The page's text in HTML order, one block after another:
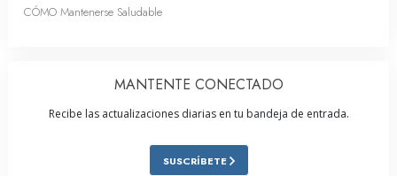
CÓMO Mantenerse Saludable
MANTENTE CONECTADO
Recibe las actualizaciones diarias en tu bandeja de entrada.
SUSCRÍBETE